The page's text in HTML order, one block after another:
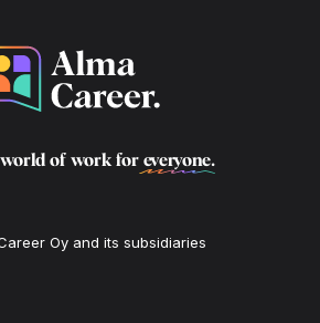
of work for everyone.
Oy and its subsidiaries